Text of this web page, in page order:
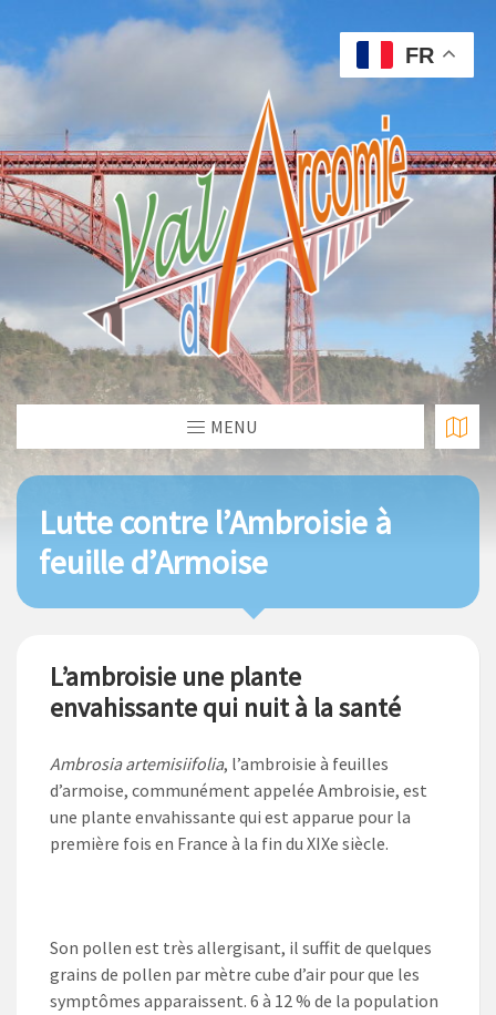
MENU
Lutte contre l’Ambroisie à
feuille d’Armoise
L’ambroisie une plante
envahissante qui nuit à la santé
Ambrosia artemisiifolia, l’ambroisie à feuilles
d’armoise, communément appelée Ambroisie, est
une plante envahissante qui est apparue pour la
première fois en France à la fin du XIXe siècle.
Son pollen est très allergisant, il suffit de quelques
grains de pollen par mètre cube d’air pour que les
symptômes apparaissent. 6 à 12 % de la population
FR